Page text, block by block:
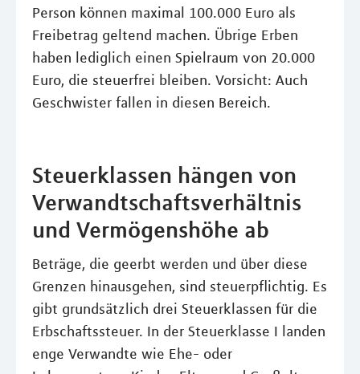
Person können maximal 100.000 Euro als
Freibetrag geltend machen. Übrige Erben
haben lediglich einen Spielraum von 20.000
Euro, die steuerfrei bleiben. Vorsicht: Auch
Geschwister fallen in diesen Bereich.
Steuerklassen hängen von
Verwandtschaftsverhältnis
und Vermögenshöhe ab
Beträge, die geerbt werden und über diese
Grenzen hinausgehen, sind steuerpflichtig. Es
gibt grundsätzlich drei Steuerklassen für die
Erbschaftssteuer. In der Steuerklasse I landen
enge Verwandte wie Ehe- oder